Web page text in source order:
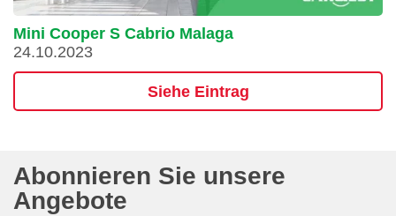
Mini Cooper S Cabrio Malaga
24.10.2023
Siehe Eintrag
Abonnieren Sie unsere
Angebote